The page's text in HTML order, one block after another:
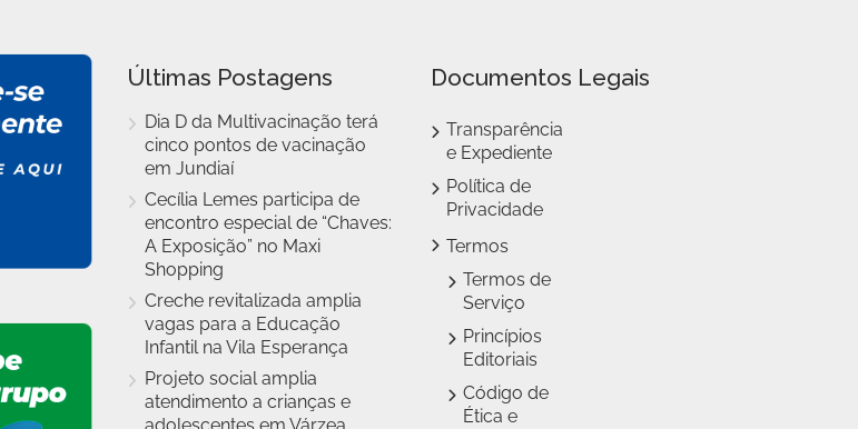
Últimas Postagens
Dia D da Multivacinação terá
cinco pontos de vacinação
em Jundiaí
Cecília Lemes participa de
encontro especial de “Chaves:
A Exposição” no Maxi
Shopping
Creche revitalizada amplia
vagas para a Educação
Infantil na Vila Esperança
Projeto social amplia
atendimento a crianças e
Documentos Legais
Transparência
e Expediente
Política de
Privacidade
Termos
Termos de
Serviço
Princípios
Editoriais
Código de
Ética e